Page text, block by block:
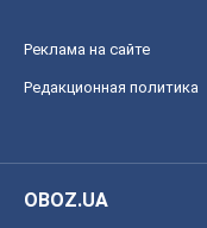
Реклама на сайте
Редакционная политика
OBOZ.UA